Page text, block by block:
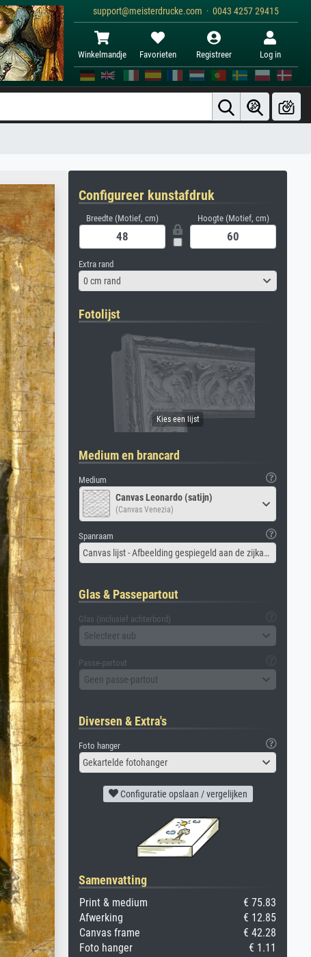
support@meisterdrucke.com · 0043 4257 29415
Winkelmandje Favorieten Registreer Log in
Configureer kunstafdruk
Breedte (Motief, cm) Hoogte (Motief, cm)
Extra rand
0 cm rand
Fotolijst
Medium en brancard
Medium
Canvas Leonardo (satijn)
(Canvas Venezia)
Spanraam
Canvas lijst - Afbeelding gespiegeld aan de zijkant
Glas & Passepartout
Glas (inclusief achterbord)
Selecteer aub
Passe-partout
Geen passe-partout
Diversen & Extra's
Foto hanger
Gekartelde fotohanger
Configuratie opslaan / vergelijken
Samenvatting
Print & medium
€ 75.83
Afwerking
€ 12.85
Canvas frame
€ 42.28
Foto hanger
€ 1.11